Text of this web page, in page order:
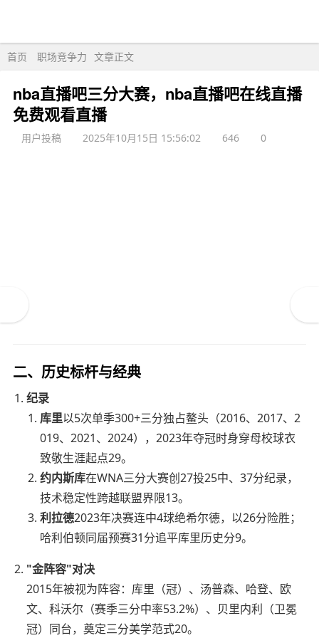
首页 职场竞争力 文章正文
nba直播吧三分大赛，nba直播吧在线直播
免费观看直播
用户投稿 2025年10月15日 15:56:02 646 0
二、历史标杆与经典
纪录
库里以5次单季300+三分独占鳌头（2016、2017、2
019、2021、2024），2023年夺冠时身穿母校球衣
致敬生涯起点29。
约内斯库在WNA三分大赛创27投25中、37分纪录，
技术稳定性跨越联盟界限13。
利拉德2023年决赛连中4球绝希尔德，以26分险胜；
哈利伯顿同届预赛31分追平库里历史分9。
"金阵容"对决
2015年被视为阵容：库里（冠）、汤普森、哈登、欧
文、科沃尔（赛季三分中率53.2%）、贝里内利（卫冕
冠）同台，奠定三分美学范式20。